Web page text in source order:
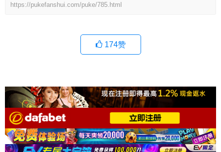
https://pukefanshui.com/puke/785.html
174赞